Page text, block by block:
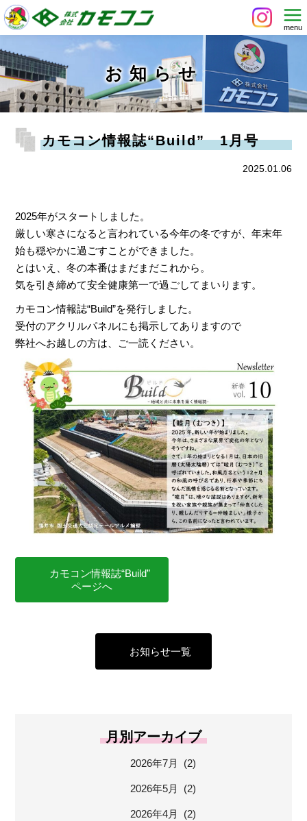
お知らせ
カモコン情報誌“Build” 1月号
2025.01.06
2025年がスタートしました。
厳しい寒さになると言われている今年の冬ですが、年末年
始も穏やかに過ごすことができました。
とはいえ、冬の本番はまだまだこれから。
気を引き締めて安全健康第一で過ごしてまいります。
カモコン情報誌“Build”を発行しました。
受付のアクリルパネルにも掲示してありますので
弊社へお越しの方は、ご一読ください。
カモコン情報誌“Build”
ページへ
お知らせ一覧
月別アーカイブ
2026年7月 (2)
2026年5月 (2)
2026年4月 (2)